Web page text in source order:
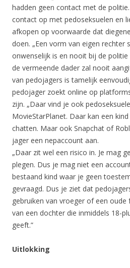
hadden geen contact met de
contact op met pedoseksuelen en
afkopen op voorwaarde dat
doen. „Een vorm van eigen rechter
onwenselijk is en nooit bij de
de vermeende dader zal nooit
van pedojagers is tamelijk
pedojager zoekt online op
zijn. „Daar vind je ook
MovieStarPlanet. Daar kan een
chatten. Maar ook Snapchat of
jager een nepaccount aan.
„Daar zit wel een risico in. Je mag
plegen. Dus je mag niet een
bestaand kind waar je geen
gevraagd. Dus je ziet dat
gebruiken van vroeger of een
van een dochter die inmiddels 18-
geeft.”
Uitlokking